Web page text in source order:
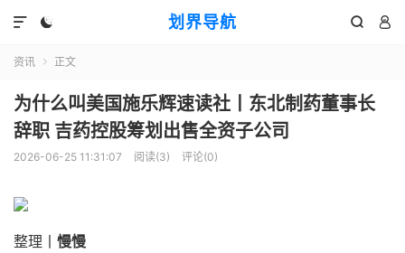
划界导航
  

资讯  正文
为什么叫美国施乐辉速读社丨东北制药董事长
辞职 吉药控股筹划出售全资子公司
2026-06-25 11:31:07 阅读(3) 评论(0)
整理丨 慢慢